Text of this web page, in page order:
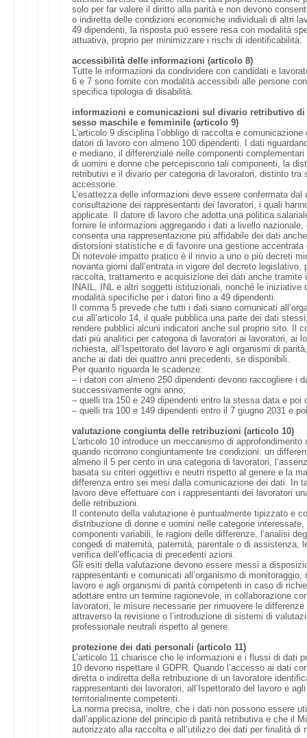
solo per far valere il diritto alla parità e non devono
o indiretta delle condizioni economiche individuali di altri
49 dipendenti, la risposta può essere resa con modalità
attuativa, proprio per minimizzare i rischi di identificabilità.
accessibilità delle informazioni (articolo 8)
Tutte le informazioni da condividere con candidati e
6 e 7 sono fornite con modalità accessibili alle persone
specifica tipologia di disabilità.
informazioni e comunicazioni sul divario retributivo di
sesso maschile e femminile (articolo 9)
L’articolo 9 disciplina l’obbligo di raccolta e
datori di lavoro con almeno 100 dipendenti. I dati
e mediano, il differenziale nelle componenti
di uomini e donne che percepiscono tali componenti, la
retributivi e il divario per categoria di lavoratori, distinto tra
accessorie.
L’esattezza delle informazioni deve essere confermata dal
consultazione dei rappresentanti dei lavoratori, i quali
applicate. Il datore di lavoro che adotta una politica
fornire le informazioni aggregando i dati a livello nazionale,
consenta una rappresentazione più affidabile dei dati
distorsioni statistiche e di favorire una gestione accentrata
Di notevole impatto pratico è il rinvio a uno o più decreti
novanta giorni dall’entrata in vigore del decreto legislativo,
raccolta, trattamento e acquisizione dei dati anche tramite
INAIL, INL e altri soggetti istituzionali, nonché le
modalità specifiche per i datori fino a 49 dipendenti.
Il comma 5 prevede che tutti i dati siano comunicati
cui all’articolo 14, il quale pubblica una parte dei dati
rendere pubblici alcuni indicatori anche sul proprio sito. Il
dati più analitici per categoria di lavoratori ai lavoratori, ai
richiesta, all’Ispettorato del lavoro e agli organismi di
anche ai dati dei quattro anni precedenti, se disponibili.
Per quanto riguarda le scadenze:
– i datori con almeno 250 dipendenti devono raccogliere i
successivamente ogni anno;
– quelli tra 150 e 249 dipendenti entro la stessa data e poi
– quelli tra 100 e 149 dipendenti entro il 7 giugno 2031 e
valutazione congiunta delle retribuzioni (articolo 10)
L’articolo 10 introduce un meccanismo di
quando ricorrono congiuntamente tre condizioni: un
almeno il 5 per cento in una categoria di lavoratori,
basata su criteri oggettivi e neutri rispetto al genere e la
differenza entro sei mesi dalla comunicazione dei dati. In
lavoro deve effettuare con i rappresentanti dei lavoratori
delle retribuzioni.
Il contenuto della valutazione è puntualmente tipizzato e
distribuzione di donne e uomini nelle categorie
componenti variabili, le ragioni delle differenze, l’analisi
congedi di maternità, paternità, parentale o di assistenza,
verifica dell’efficacia di precedenti azioni.
Gli esiti della valutazione devono essere messi a
rappresentanti e comunicati all’organismo di monitoraggio,
lavoro e agli organismi di parità competenti in caso di
adottare entro un termine ragionevole, in collaborazione
lavoratori, le misure necessarie per rimuovere le
attraverso la revisione o l’introduzione di sistemi di
professionale neutrali rispetto al genere.
protezione dei dati personali (articolo 11)
L’articolo 11 chiarisce che le informazioni e i flussi di dati
10 devono rispettare il GDPR. Quando l’accesso ai dati
diretta o indiretta della retribuzione di un lavoratore
rappresentanti dei lavoratori, all’Ispettorato del lavoro e
territorialmente competenti.
La norma precisa, inoltre, che i dati non possono essere
dall’applicazione del principio di parità retributiva e che il
autorizzato alla raccolta e all’utilizzo dei dati per finalità di